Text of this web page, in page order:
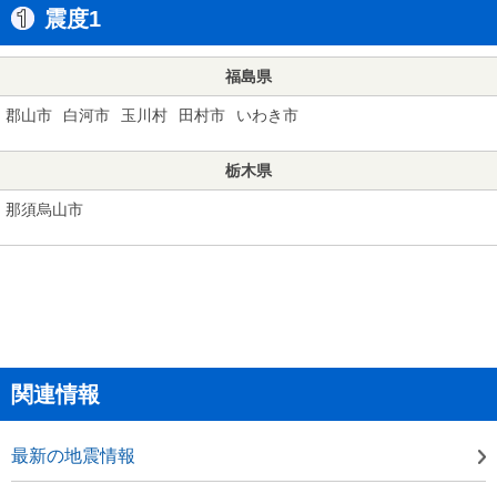
震度1
福島県
郡山市 白河市 玉川村 田村市 いわき市
栃木県
那須烏山市
関連情報
最新の地震情報